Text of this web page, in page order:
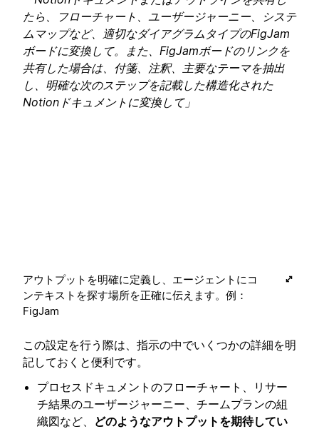
たら、フローチャート、ユーザージャーニー、システ
ムマップなど、適切なダイアグラムタイプのFigJam
ボードに変換して。また、FigJamボードのリンクを
共有した場合は、付箋、注釈、主要なテーマを抽出
し、明確な次のステップを記載した構造化された
Notionドキュメントに変換して」
アウトプットを明確に定義し、エージェントにコ
ンテキストを探す場所を正確に伝えます。例：
FigJam
この設定を行う際は、指示の中でいくつかの詳細を明
記しておくと便利です。
プロセスドキュメントのフローチャート、リサー
チ結果のユーザージャーニー、チームプランの組
織図など、 どのようなアウトプットを期待してい